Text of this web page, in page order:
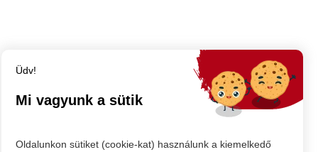
Nagykároly
Nagykárolyi piac: mit szabad és mit
Üdv!
Mi vagyunk a sütik
Oldalunkon sütiket (cookie-kat) használunk a kiemelkedő